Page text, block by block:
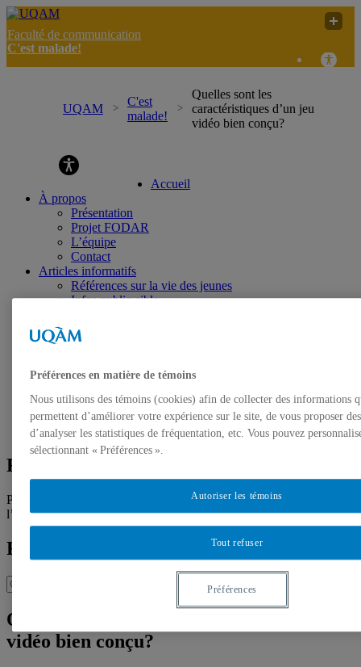
Faculté de communication
C'est malade!
UQAM
C'est
malade!
Quelles sont les
caractéristiques d’un jeu
vidéo bien conçu?
Accueil
À propos
Présentation
Projet FODAR
L’équipe
Contact
Articles informatifs
Références sur la vie des jeunes
Infos public cible
Effets des médias sur les jeunes
Productions/interventions inspirantes
Témoignages de professionnels
Témoignages de chercheurs
Capsules vidéos
Archives
Répertoire
Pour trouver un chercheur expert en jeunesse du réseau de
l’Université du Québec.
Recherche
Quelles sont les caractéristiques d’un jeu
vidéo bien conçu?
Préférences en matière de témoins
Nous utilisons des témoins (cookies) afin de collecter des informations
permettent d’améliorer votre expérience sur le site, de vous proposer
d’analyser les statistiques de fréquentation, etc. Vous pouvez
sélectionnant « Préférences ».
Tout refuser
Autoriser les témoins
Préférences